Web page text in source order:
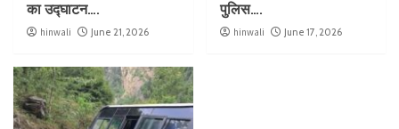
का उद्घाटन….
hinwali June 21, 2026
पुलिस….
hinwali June 17, 2026